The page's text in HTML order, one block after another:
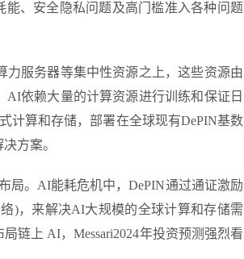
、安全隐私问题及高门槛准入各种问题
服务器等集中性资源之上，这些资源由
依赖大量的计算资源进行训练和保证日
计算和存储，部署在全球现有DePIN基数
方案。
局。AI能耗危机中，DePIN通过通证激励
)，来解决AI大规模的全球计算和存储需
链上 AI，Messari2024年投资预测强烈看